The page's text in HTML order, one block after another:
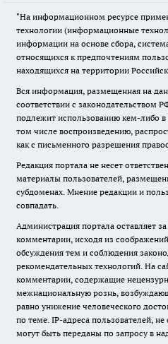
"На информационном ресурсе
технологии (информационные
информации на основе сбора,
относящихся к предпочтениям
находящихся на территории
Вся информация, размещенная на
соответствии с законодательством
подлежит использованию кем-либо
том числе воспроизведению,
как с письменного разрешения
Редакция портала не несет
материалы пользователей,
субдоменах. Мнение редакции и
совпадать.
Администрация портала оставляет
комментарии, исходя из
обсуждения тем и соблюдения
рекомендательных технологий. На
комментарии, содержащие
межнациональную рознь,
равно унижение человеческого
по теме. IP-адреса пользователей,
могут быть переданы по запросу в